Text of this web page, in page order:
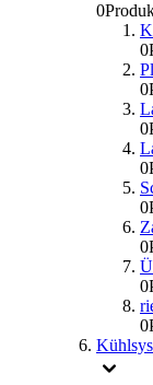
0
0
0
0
0
0
0
0
0